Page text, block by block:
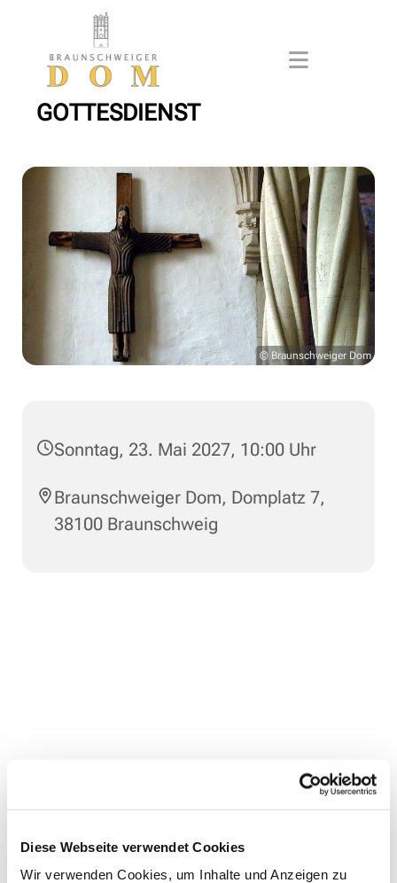
Diese Webseite verwendet Cookies
Wir verwenden Cookies, um Inhalte und Anzeigen zu
GOTTESDIENST
© Braunschweiger Dom
Sonntag, 23. Mai 2027, 10:00 Uhr
Braunschweiger Dom, Domplatz 7,
38100 Braunschweig